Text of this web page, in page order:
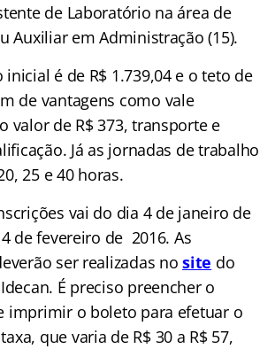
de Laboratório na área de
Auxiliar em Administração (15).
é de R$ 1.739,04 e o teto de
de vantagens como vale
valor de R$ 373, transporte e
Já as jornadas de trabalho
25 e 40 horas.
vai do dia 4 de janeiro de
de fevereiro de 2016. As
ser realizadas nosite do
É preciso preencher o
imprimir o boleto para efetuar o
que varia de R$ 30 a R$ 57,